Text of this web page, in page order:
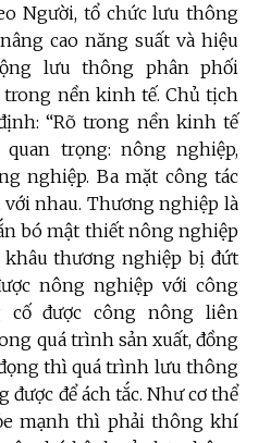
Người, tổ chức lưu thông
cao năng suất và hiệu
lưu thông phân phối
nền kinh tế. Chủ tịch
“Rõ trong nền kinh tế
trọng: nông nghiệp,
nghiệp. Ba mặt công tác
nhau. Thương nghiệp là
bó mật thiết nông nghiệp
khâu thương nghiệp bị đứt
nông nghiệp với công
cố được công nông liên
quá trình sản xuất, đồng
thì quá trình lưu thông
để ách tắc. Như cơ thể
mạnh thì phải thông khí